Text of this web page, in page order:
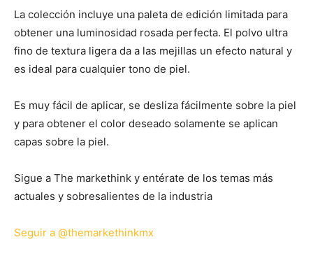
La colección incluye una paleta de edición limitada para
obtener una luminosidad rosada perfecta. El polvo ultra
fino de textura ligera da a las mejillas un efecto natural y
es ideal para cualquier tono de piel.
Es muy fácil de aplicar, se desliza fácilmente sobre la piel
y para obtener el color deseado solamente se aplican
capas sobre la piel.
Sigue a The markethink y entérate de los temas más
actuales y sobresalientes de la industria
Seguir a @themarkethinkmx